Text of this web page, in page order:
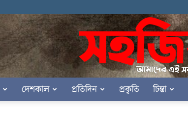
দেশকাল প্রতিদিন প্রকৃতি চিন্তা